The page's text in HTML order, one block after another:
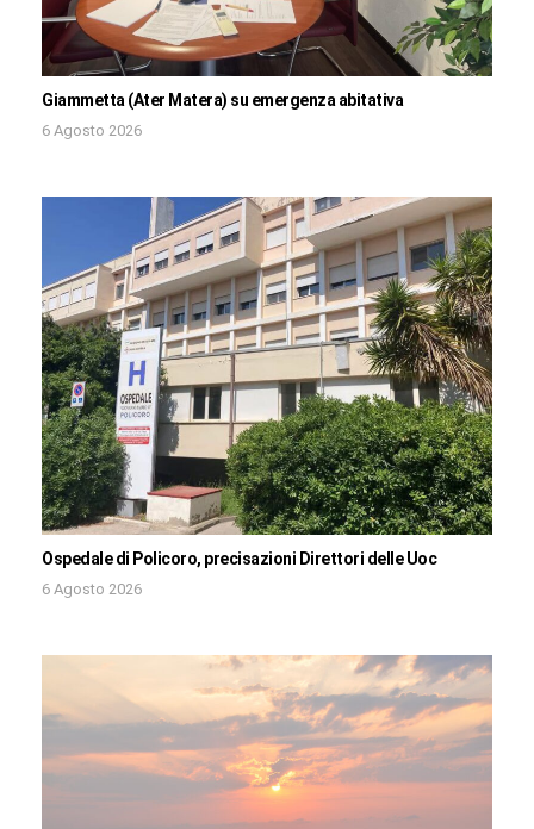
Giammetta (Ater Matera) su emergenza abitativa
6 Agosto 2026
Ospedale di Policoro, precisazioni Direttori delle Uoc
6 Agosto 2026